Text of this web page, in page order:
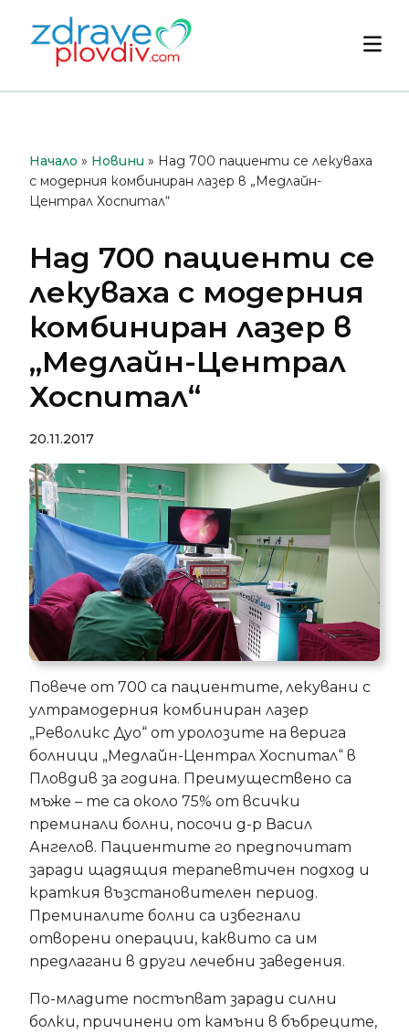
съдържанието
Начало » Новини » Над 700 пациенти се лекуваха
с модерния комбиниран лазер в „Медлайн-
Централ Хоспитал“
Над 700 пациенти се
лекуваха с модерния
комбиниран лазер в
„Медлайн-Централ
Хоспитал“
20.11.2017
Повече от 700 са пациентите, лекувани с
ултрамодерния комбиниран лазер
„Револикс Дуо“ от уролозите на верига
болници „Медлайн-Централ Хоспитал“ в
Пловдив за година. Преимуществено са
мъже – те са около 75% от всички
преминали болни, посочи д-р Васил
Ангелов. Пациентите го предпочитат
заради щадящия терапевтичен подход и
краткия възстановителен период.
Преминалите болни са избегнали
отворени операции, каквито са им
предлагани в други лечебни заведения.
По-младите постъпват заради силни
болки, причинени от камъни в бъбреците,